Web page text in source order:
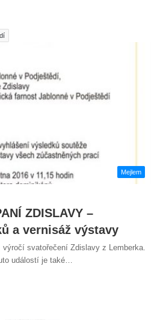
Mejlem
ZDISLAVY –
a vernisáž výstavy
svatořečení Zdislavy z Lemberka.
událostí je také…